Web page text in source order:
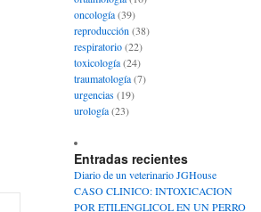
oncología(39)
reproducción (38)
respiratorio(22)
toxicología(24)
traumatología(7)
urgencias(19)
urología(23)
Entradas recientes
Diario de un veterinario JGHouse
CASO CLINICO: INTOXICACION
POR ETILENGLICOL EN UN PERRO